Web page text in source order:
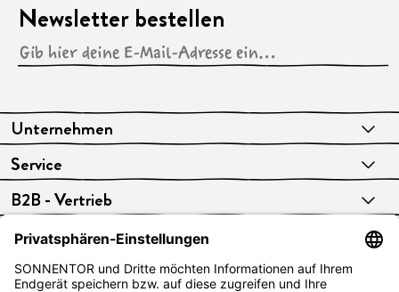
Unternehmen
Service
B2B - Vertrieb
Newsletter bestellen